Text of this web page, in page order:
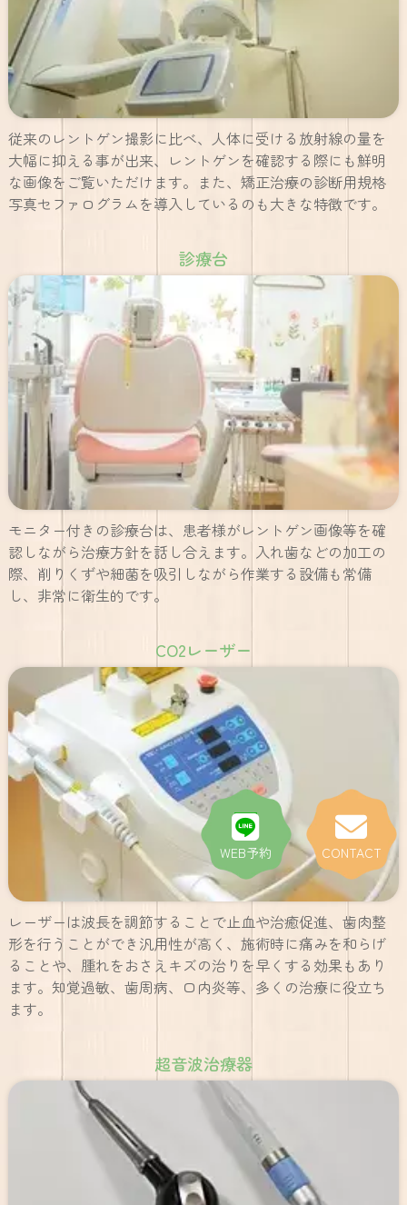
従来のレントゲン撮影に比べ、人体に受ける放射線の量を
大幅に抑える事が出来、レントゲンを確認する際にも鮮明
な画像をご覧いただけます。また、矯正治療の診断用規格
写真セファログラムを導入しているのも大きな特徴です。
診療台
モニター付きの診療台は、患者様がレントゲン画像等を確
認しながら治療方針を話し合えます。入れ歯などの加工の
際、削りくずや細菌を吸引しながら作業する設備も常備
し、非常に衛生的です。
CO2レーザー
レーザーは波長を調節することで止血や治癒促進、歯肉整
形を行うことができ汎用性が高く、施術時に痛みを和らげ
ることや、腫れをおさえキズの治りを早くする効果もあり
ます。知覚過敏、歯周病、口内炎等、多くの治療に役立ち
ます。
超音波治療器
WEB予約 CONTACT